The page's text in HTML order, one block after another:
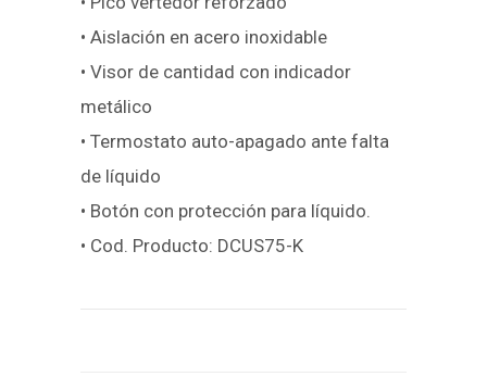
• Aislación en acero inoxidable
• Visor de cantidad con indicador
metálico
• Termostato auto-apagado ante falta
de líquido
• Botón con protección para líquido.
• Cod. Producto: DCUS75-K